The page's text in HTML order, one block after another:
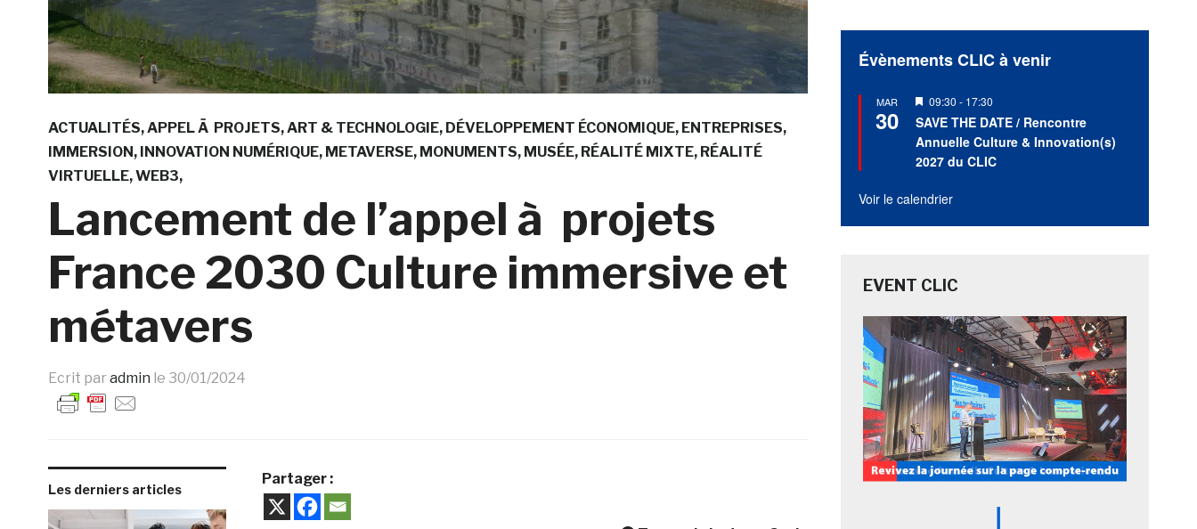
ACTUALITÉS APPEL Ã PROJETS ART & TECHNOLOGIE DÉVELOPPEMENT ÉCONOMIQUE ENTREPRISES
IMMERSION INNOVATION NUMÉRIQUE METAVERSE MONUMENTS MUSÉE RÉALITÉ MIXTE RÉALITÉ
VIRTUELLE WEB3
Lancement de l’appel à projets
France 2030 Culture immersive et
métavers
Ecrit par admin le 30/01/2024
Les derniers articles
Partager :
Évènements CLIC à venir
MAR
30
Mis
en
avant
09:30 - 17:30
SAVE THE DATE / Rencontre
Annuelle Culture & Innovation(s)
2027 du CLIC
Voir le calendrier
EVENT CLIC